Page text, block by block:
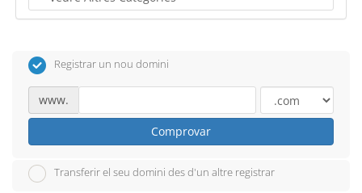
Registrar un nou domini
www.
Comprovar
Transferir el seu domini des d'un altre registrar